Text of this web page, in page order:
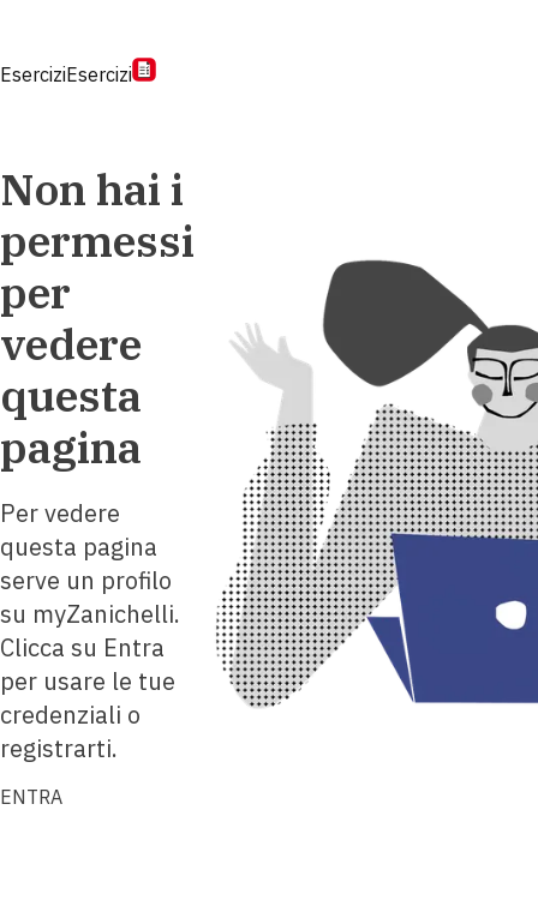
EserciziEsercizi
Non hai i
permessi
per
vedere
questa
pagina
Per vedere
questa pagina
serve un profilo
su myZanichelli.
Clicca su Entra
per usare le tue
credenziali o
registrarti.
ENTRA